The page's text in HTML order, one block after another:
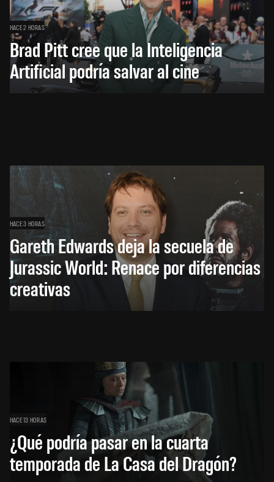
HACE 2 HORAS
Brad Pitt cree que la Inteligencia
Artificial podría salvar al cine
HACE 3 HORAS
Gareth Edwards deja la secuela de
Jurassic World: Renace por diferencias
creativas
HACE 13 HORAS
¿Qué podría pasar en la cuarta
temporada de La Casa del Dragón?